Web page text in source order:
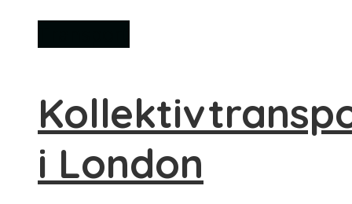
i London